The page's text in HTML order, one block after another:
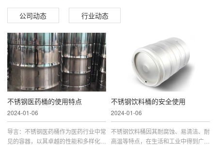
公司动态 行业动态
不锈钢医药桶的使用特点
2024-01-06
导言：不锈钢医药桶作为医药行业中常
见的容器，以其卓越的性能和多样化的
不锈钢饮料桶的安全使用
2024-01-06
不锈钢饮料桶因其耐腐蚀、易清洁、耐
高温等特点，在生活和工业中得到广泛